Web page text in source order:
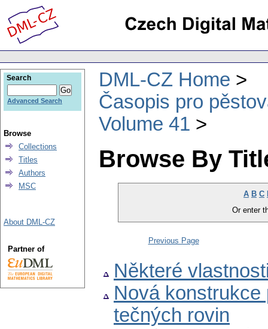
DML-CZ Home
Časopis pro
Volume 41
Browse By
A B C
Or enter
Previous Page
Některé
Nová
tečných rovin
Search
Advanced Search
Browse
Collections
Titles
Authors
MSC
About DML-CZ
Partner of